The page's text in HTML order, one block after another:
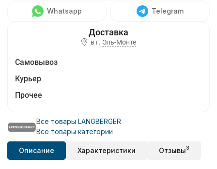
Whatsapp Telegram
в г. Эль-Монте
Самовывоз
Курьер
Прочее
Все товары LANGBERGER
Все товары категории
Описание Характеристики Отзывы3